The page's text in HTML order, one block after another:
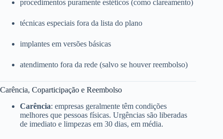
procedimentos puramente estéticos (como clareamento)
técnicas especiais fora da lista do plano
implantes em versões básicas
atendimento fora da rede (salvo se houver reembolso)
Carência, Coparticipação e Reembolso
Carência: empresas geralmente têm condições
melhores que pessoas físicas. Urgências são liberadas
de imediato e limpezas em 30 dias, em média.